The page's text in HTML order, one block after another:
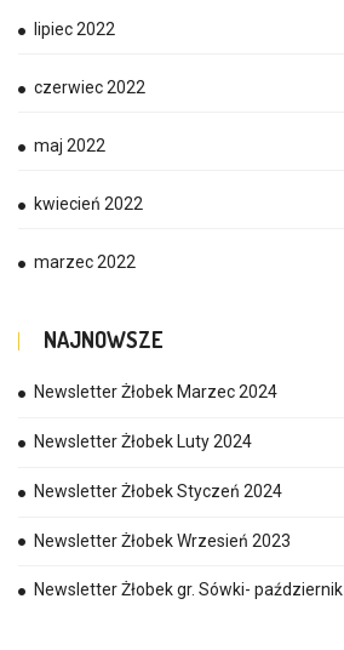
lipiec 2022
czerwiec 2022
maj 2022
kwiecień 2022
marzec 2022
NAJNOWSZE
Newsletter Żłobek Marzec 2024
Newsletter Żłobek Luty 2024
Newsletter Żłobek Styczeń 2024
Newsletter Żłobek Wrzesień 2023
Newsletter Żłobek gr. Sówki- październik